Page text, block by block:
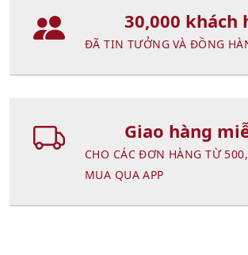
30,000 khách
ĐÃ TIN TƯỞNG VÀ ĐỒNG
Giao hàng
CHO CÁC ĐƠN HÀNG TỪ
MUA QUA APP